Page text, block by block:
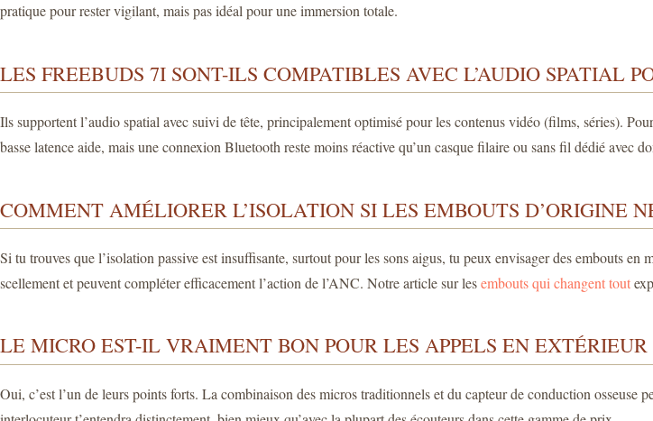
pratique pour rester vigilant, mais pas idéal pour une immersion totale.
LES FREEBUDS 7I SONT-ILS COMPATIBLES AVEC L’AUDIO SPATIAL
Ils supportent l’audio spatial avec suivi de tête, principalement optimisé pour les contenus vidéo (films, séries).
basse latence aide, mais une connexion Bluetooth reste moins réactive qu’un casque filaire ou sans fil dédié avec
COMMENT AMÉLIORER L’ISOLATION SI LES EMBOUTS D’ORIGINE
Si tu trouves que l’isolation passive est insuffisante, surtout pour les sons aigus, tu peux envisager des embouts en
scellement et peuvent compléter efficacement l’action de l’ANC. Notre article sur lesembouts qui changent tout
LE MICRO EST-IL VRAIMENT BON POUR LES APPELS EN EXTÉRIEUR
Oui, c’est l’un de leurs points forts. La combinaison des micros traditionnels et du capteur de conduction